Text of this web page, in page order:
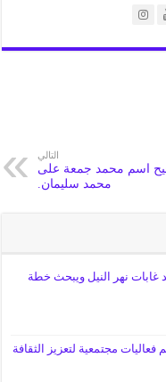
التالي
اسم محمد جمعة على
محمد سليمان.
غابات نهر النيل ويبحث خطة
فعاليات مجتمعية لتعزيز الثقافة